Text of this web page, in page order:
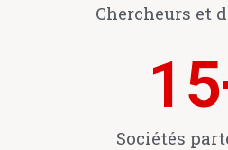
Chercheurs et
15
Sociétés